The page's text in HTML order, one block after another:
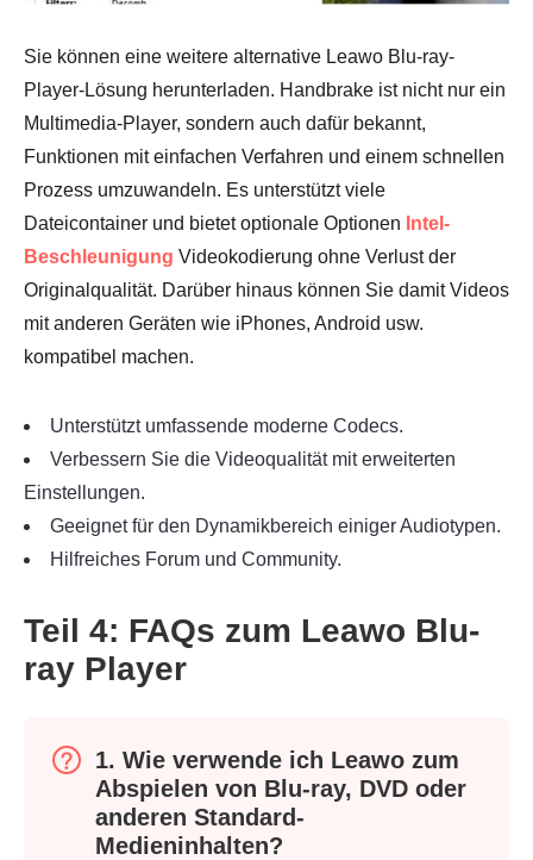
Sie können eine weitere alternative Leawo Blu-ray-
Player-Lösung herunterladen. Handbrake ist nicht nur ein
Multimedia-Player, sondern auch dafür bekannt,
Funktionen mit einfachen Verfahren und einem schnellen
Prozess umzuwandeln. Es unterstützt viele
Dateicontainer und bietet optionale Optionen Intel-
Beschleunigung Videokodierung ohne Verlust der
Originalqualität. Darüber hinaus können Sie damit Videos
mit anderen Geräten wie iPhones, Android usw.
kompatibel machen.
Unterstützt umfassende moderne Codecs.
Verbessern Sie die Videoqualität mit erweiterten
Einstellungen.
Geeignet für den Dynamikbereich einiger Audiotypen.
Hilfreiches Forum und Community.
Teil 4: FAQs zum Leawo Blu-
ray Player
1. Wie verwende ich Leawo zum
Abspielen von Blu-ray, DVD oder
anderen Standard-
Medieninhalten?